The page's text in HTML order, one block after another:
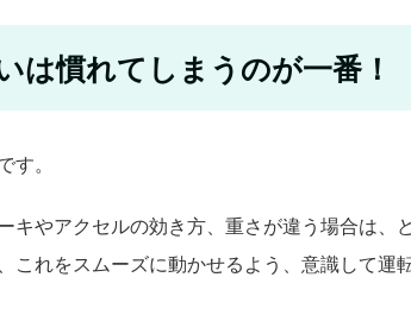
は慣れてしまうのが一番！
す。
キやアクセルの効き方、重さが違う場合は
これをスムーズに動かせるよう、意識して運